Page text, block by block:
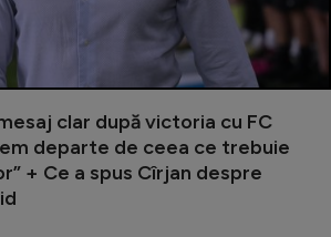
clar după victoria cu FC
departe de ceea ce trebuie
+ Ce a spus Cîrjan despre